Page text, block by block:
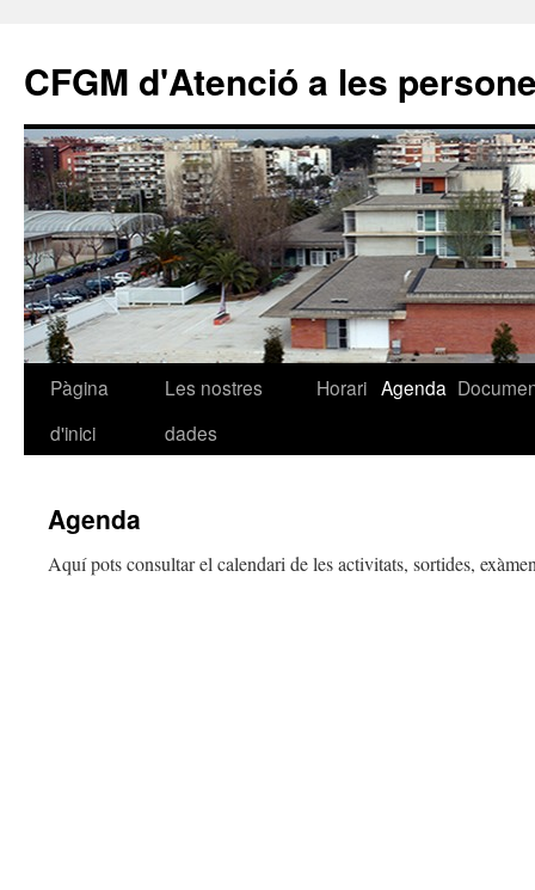
CFGM d'Atenció a les
Vés
Pàgina
d'inici
Les nostres
dades
Horari Agenda
Agenda
Aquí pots consultar el calendari de les activitats, sortides,